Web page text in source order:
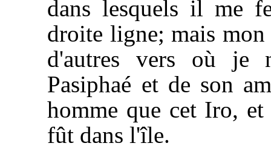
dans lesquels il me
droite ligne; mais
d'autres vers où je
Pasiphaé et de son
homme que cet Iro,
fût dans l'île.